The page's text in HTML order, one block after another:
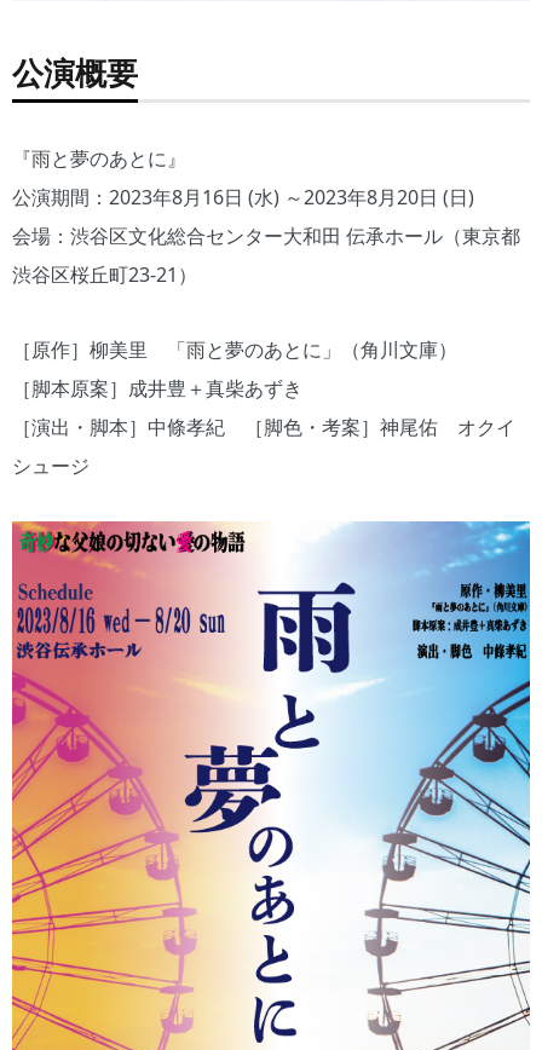
公演概要
『雨と夢のあとに』
公演期間：2023年8月16日 (水) ～2023年8月20日 (日)
会場：渋谷区文化総合センター大和田 伝承ホール（東京都
渋谷区桜丘町23-21）
［原作］柳美里 「雨と夢のあとに」（角川文庫）
［脚本原案］成井豊＋真柴あずき
［演出・脚本］中條孝紀 ［脚色・考案］神尾佑 オクイ
シュージ